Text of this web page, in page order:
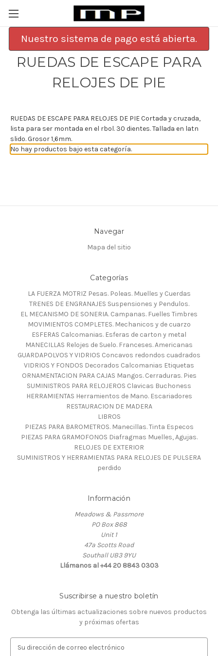
Nuestro sistema de pago está abierta.
RUEDAS DE ESCAPE PARA
RELOJES DE PIE
RUEDAS DE ESCAPE PARA RELOJES DE PIE Cortada y cruzada,
lista para ser montada en el rbol. 30 dientes. Tallada en latn
slido. Grosor 1,6mm.
No hay productos bajo esta categoría.
Navegar
Mapa del sitio
Categorías
LA FUERZA MOTRIZ Pesas. Poleas. Muelles y Cuerdas
TRENES DE ENGRANAJES Suspensiones y Pendulos.
EL MECANISMO DE SONERIA. Campanas. Fuelles Timbres
MOVIMIENTOS COMPLETES. Mechanicos y de cuarzo
ESFERAS Calcomanias. Esferas de carton y metal
MANECILLAS Relojes de Suelo. Franceses. Americanas
GUARDAPOLVOS Y VIDRIOS Concavos redondos cuadrados
VIDRIOS Y FONDOS Decorados Calcomanias Etiquetas
ORNAMENTACION PARA CAJAS Mangos. Cerraduras. Pies
SUMINISTROS PARA RELOJEROS Clavicas Buchoness
HERRAMIENTAS Herramientos de Mano. Escariadores
RESTAURACION DE MADERA
LIBROS
PIEZAS PARA BAROMETROS. Manecillas. Tinta Especos
PIEZAS PARA GRAMOFONOS Diafragmas Muelles, Agujas.
RELOJES DE EXTERIOR
SUMINISTROS Y HERRAMIENTAS PARA RELOJES DE PULSERA
perdido
Información
Meadows & Passmore
PO Box 868
Unit 1
47a Scotts Road
Southall UB3 9YU
Llámanos al +44 20 8843 0303
Suscribirse a nuestro boletín
Obtenga las últimas actualizaciones sobre nuevos productos
y próximas ofertas